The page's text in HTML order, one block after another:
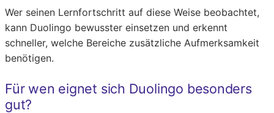
Wer seinen Lernfortschritt auf diese Weise beobachtet,
kann Duolingo bewusster einsetzen und erkennt
schneller, welche Bereiche zusätzliche Aufmerksamkeit
benötigen.
Für wen eignet sich Duolingo besonders
gut?